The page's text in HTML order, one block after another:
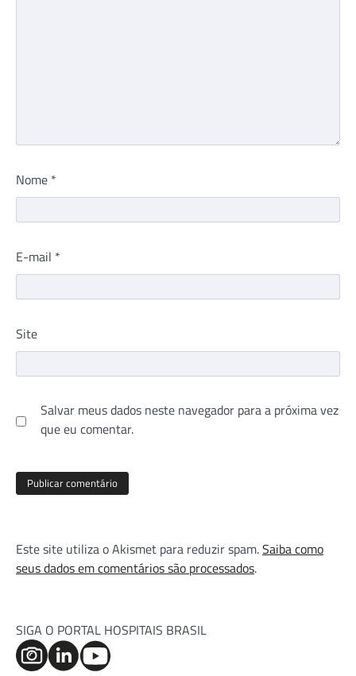
Nome *
E-mail *
Site
Salvar meus dados neste navegador para a próxima vez
que eu comentar.
Este site utiliza o Akismet para reduzir spam.Saiba como
seus dados em comentários são processados.
SIGA O PORTAL HOSPITAIS BRASIL